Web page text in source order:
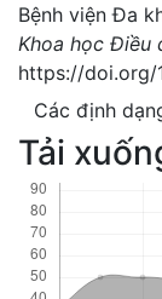
Bệnh viện Đa
Khoa học Điều
https://doi.org/
Các định
Tải